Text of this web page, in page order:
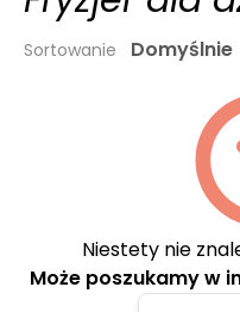
Sortowanie Domyślnie
Niestety nie
Może poszukamy w